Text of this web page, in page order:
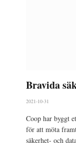
Bravida
2021-10-31
Coop har byggt
för att möta
säkerhet- och